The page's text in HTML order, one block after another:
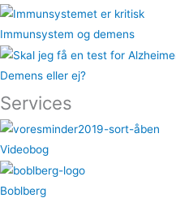
Immunsystem og demens
Demens eller ej?
Services
Videobog
Boblberg